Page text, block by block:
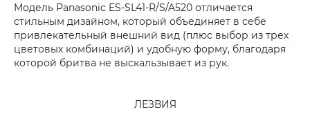
Модель Panasonic ES-SL41-R/S/A520 отличается
стильным дизайном, который объединяет в себе
привлекательный внешний вид (плюс выбор из трех
цветовых комбинаций) и удобную форму, благодаря
которой бритва не выскальзывает из рук.
ЛЕЗВИЯ